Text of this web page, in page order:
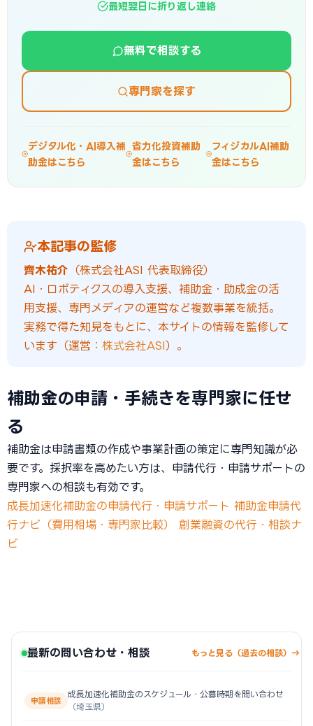
最短翌日に折り返し連絡
無料で相談する
専門家を探す
デジタル化・AI導入補
助金はこちら
省力化投資補助
金はこちら
フィジカルAI補助
金はこちら
本記事の監修
齊木祐介 （株式会社ASI 代表取締役）
AI・ロボティクスの導入支援、補助金・助成金の活
用支援、専門メディアの運営など複数事業を統括。
実務で得た知見をもとに、本サイトの情報を監修して
います（運営： 株式会社ASI）。
補助金の申請・手続きを専門家に任せ
る
補助金は申請書類の作成や事業計画の策定に専門知識が必
要です。採択率を高めたい方は、申請代行・申請サポートの
専門家への相談も有効です。
成長加速化補助金の申請代行・申請サポート 補助金申請代
行ナビ（費用相場・専門家比較）
創業融資の代行・相談ナ
ビ
最新の問い合わせ・相談 もっと見る（過去の相談）→
申請相談
成長加速化補助金のスケジュール・公募時期を問い合わせ
（埼玉県）